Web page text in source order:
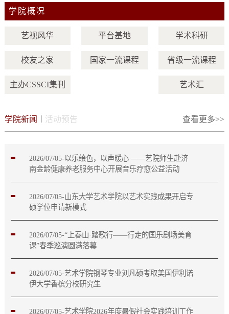
学院概况
艺视风华 平台基地 学术科研
校友之家 国家一流课程 省级一流课程
主办CSSCI集刊 艺术汇
学院新闻 | 活动预告 查看更多>>
2026/07/05-以乐绘色，以声暖心 ——艺院师生赴济
南金龄健康养老服务中心开展音乐疗愈公益活动
2026/07/05-山东大学艺术学院以艺术实践成果开启专
硕学位申请新模式
2026/07/05-“上春山·踏歌行——行走的国乐剧场美育
课”春季巡演圆满落幕
2026/07/05-艺术学院钢琴专业刘凡硕考取美国伊利诺
伊大学香槟分校研究生